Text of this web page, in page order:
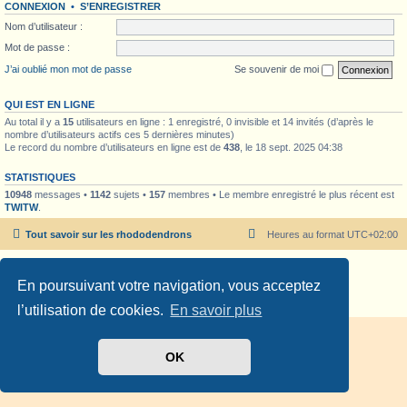
En poursuivant votre navigation, vous acceptez
l’utilisation de cookies. En savoir plus
OK
CONNEXION • S’ENREGISTRER
Nom d’utilisateur :
Mot de passe :
J’ai oublié mon mot de passe
Se souvenir de moi
QUI EST EN LIGNE
Au total il y a 15 utilisateurs en ligne : 1 enregistré, 0 invisible et 14 invités (d’après le
nombre d’utilisateurs actifs ces 5 dernières minutes)
Le record du nombre d’utilisateurs en ligne est de 438 , le 18 sept. 2025 04:38
STATISTIQUES
10948 messages • 1142 sujets • 157 membres • Le membre enregistré le plus récent est
TWITW.
Tout savoir sur les rhododendrons Heures au format UTC+02:00
Traduit parphpBB-fr.com